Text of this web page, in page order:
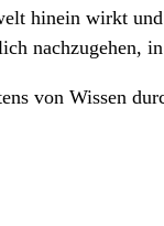
hinein wirkt
nachzugehen,
von Wissen